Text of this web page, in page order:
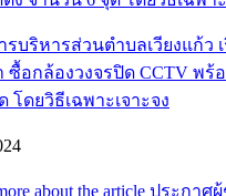
บริหารส่วนตำบลเวียงแก้ว
ซื้อกล้องวงจรปิด CCTV พ
โดยวิธีเฉพาะเจาะจง